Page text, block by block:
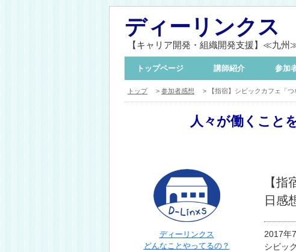
ディーリンクス
【キャリア開発・組織開発支援】≪九
トップページ 講師紹介 参加
トップ > 参加者感想 > 【指宿】シビックカフェ「つ
人々が働くこと
ディーリンクス
どんなことやってるの？
【
日感
2017年
シビッ